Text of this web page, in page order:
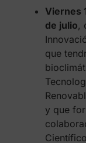
Viernes
de julio,
que
y que